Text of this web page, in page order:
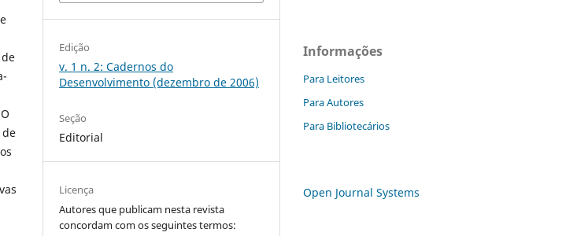
Edição
v. 1 n. 2: Cadernos do
Desenvolvimento (dezembro de 2006)
Seção
Editorial
Licença
Autores que publicam nesta revista
concordam com os seguintes termos:
Informações
Para Leitores
Para Autores
Para Bibliotecários
Open Journal Systems